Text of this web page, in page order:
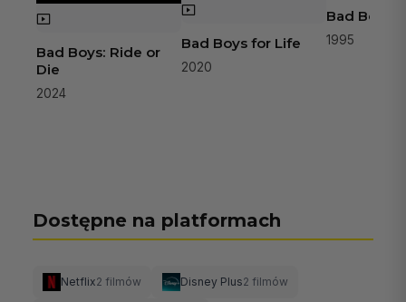
Bad Boys: Ride or
Die
2024
Bad Boys for Life
2020
Bad Boys
1995
Dostępne na platformach
Netflix2 filmów Disney Plus2 filmów